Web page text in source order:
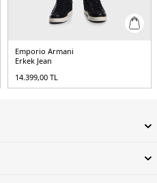
Emporio Armani
Erkek Jean
14.399,00 TL